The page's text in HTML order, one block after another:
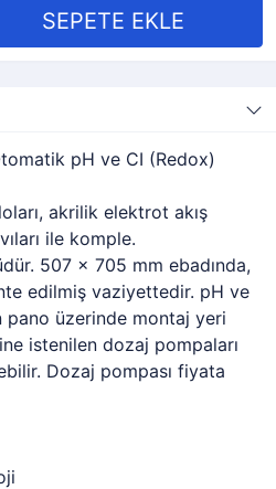
pH ve CI (Redox)
akrilik elektrot akış
ile komple.
507 x 705 mm ebadında,
edilmiş vaziyettedir. pH ve
pano üzerinde montaj yeri
istenilen dozaj pompaları
Dozaj pompası fiyata